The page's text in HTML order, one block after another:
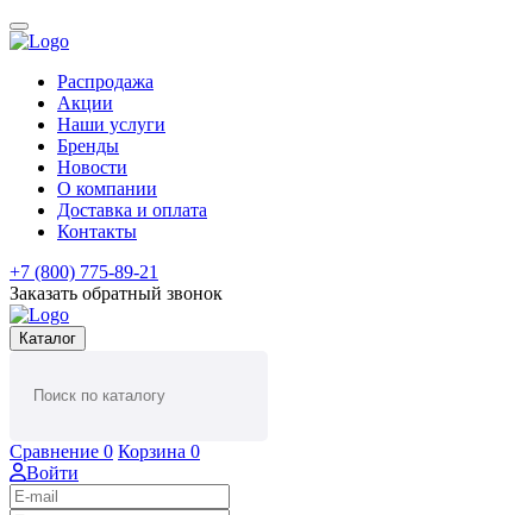
Распродажа
Акции
Наши услуги
Бренды
Новости
О компании
Доставка и оплата
Контакты
+7 (800) 775-89-21
Заказать обратный звонок
Каталог
Сравнение 0 Корзина 0
Войти